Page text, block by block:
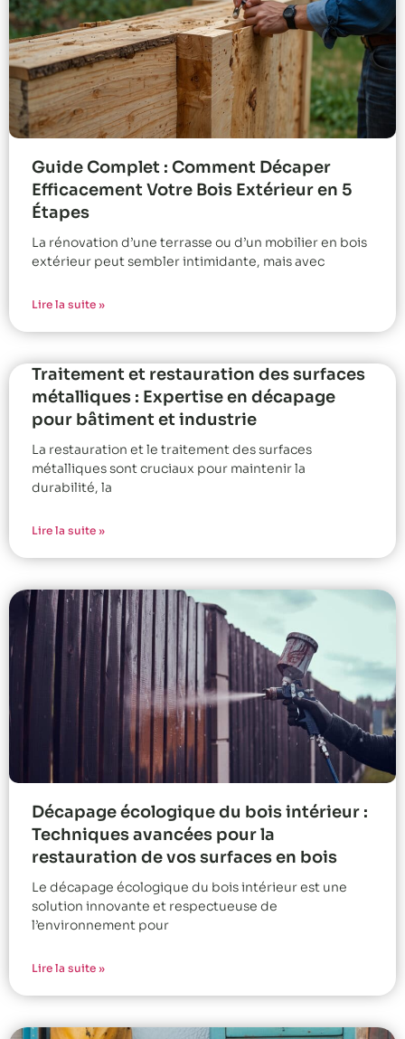
Guide Complet : Comment Décaper
Efficacement Votre Bois Extérieur en 5
Étapes
La rénovation d’une terrasse ou d’un mobilier en bois
extérieur peut sembler intimidante, mais avec
Lire la suite »
Traitement et restauration des surfaces
métalliques : Expertise en décapage
pour bâtiment et industrie
La restauration et le traitement des surfaces
métalliques sont cruciaux pour maintenir la
durabilité, la
Lire la suite »
Décapage écologique du bois intérieur :
Techniques avancées pour la
restauration de vos surfaces en bois
Le décapage écologique du bois intérieur est une
solution innovante et respectueuse de
l’environnement pour
Lire la suite »